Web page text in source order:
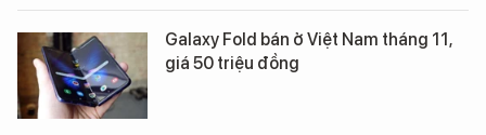
Galaxy Fold bán ở Việt Nam tháng 11,
giá 50 triệu đồng